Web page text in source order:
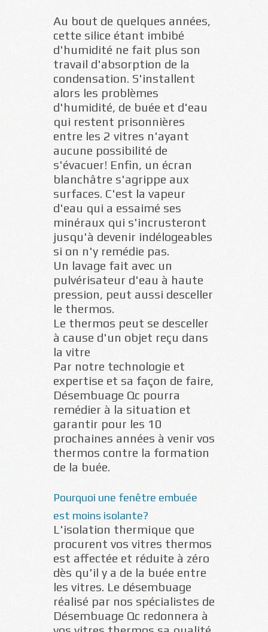
Au bout de quelques années,
cette silice étant imbibé
d'humidité ne fait plus son
travail d'absorption de la
condensation. S'installent
alors les problèmes
d'humidité, de buée et d'eau
qui restent prisonnières
entre les 2 vitres n'ayant
aucune possibilité de
s'évacuer! Enfin, un écran
blanchâtre s'agrippe aux
surfaces. C'est la vapeur
d'eau qui a essaimé ses
minéraux qui s'incrusteront
jusqu'à devenir indélogeables
si on n'y remédie pas.
Un lavage fait avec un
pulvérisateur d'eau à haute
pression, peut aussi desceller
le thermos.
Le thermos peut se desceller
à cause d'un objet reçu dans
la vitre
Par notre technologie et
expertise et sa façon de faire,
Désembuage Qc pourra
remédier à la situation et
garantir pour les 10
prochaines années à venir vos
thermos contre la formation
de la buée.
Pourquoi une fenêtre embuée
est moins isolante?
L'isolation thermique que
procurent vos vitres thermos
est affectée et réduite à zéro
dès qu'il y a de la buée entre
les vitres. Le désembuage
réalisé par nos spécialistes de
Désembuage Qc redonnera à